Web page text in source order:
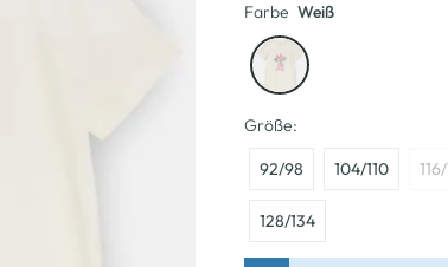
Farbe Weiß
Größe:
92/98 104/110
128/134